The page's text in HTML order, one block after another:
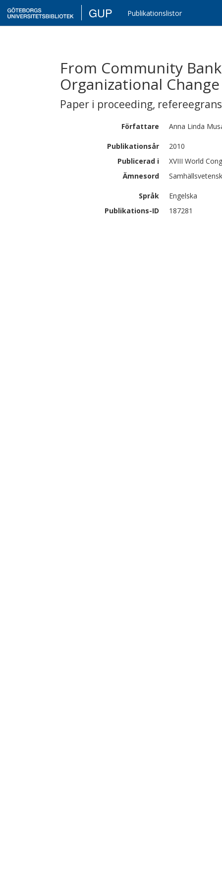
GUP Publikationslistor
From Community
Organizational
Paper i proceeding,
Författare Anna Linda
Publikationsår
2010
Publicerad i
XVIII World
Ämnesord
Språk
Engelska
Publikations-ID
187281